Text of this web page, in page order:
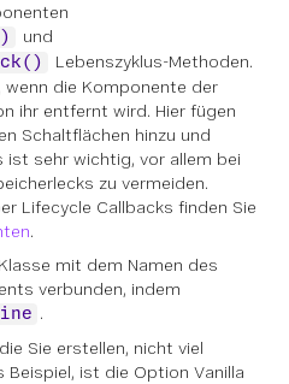
und
Lebenszyklus-Methoden.
wenn die Komponente der
ihr entfernt wird. Hier fügen
Schaltflächen hinzu und
ist sehr wichtig, vor allem bei
zu vermeiden.
Lifecycle Callbacks finden Sie
.
mit dem Namen des
verbunden, indem
.
Sie erstellen, nicht viel
Beispiel, ist die Option Vanilla